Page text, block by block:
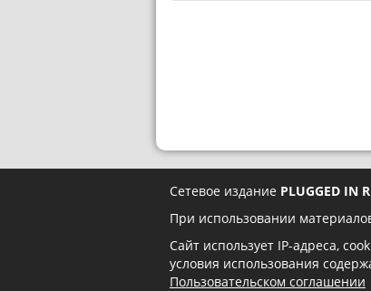
Сетевое издание PLUGGED IN
При использовании
Сайт использует IP-адреса,
условия использования
Пользовательском соглашении